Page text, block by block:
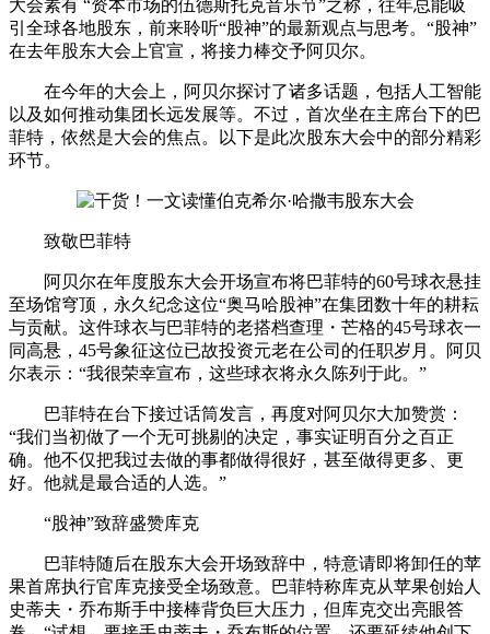
大会素有 “资本市场的伍德斯托克音乐节”之称，往年总能吸
引全球各地股东，前来聆听“股神”的最新观点与思考。“股神”
在去年股东大会上官宣，将接力棒交予阿贝尔。
在今年的大会上，阿贝尔探讨了诸多话题，包括人工智能
以及如何推动集团长远发展等。不过，首次坐在主席台下的巴
菲特，依然是大会的焦点。以下是此次股东大会中的部分精彩
环节。
致敬巴菲特
阿贝尔在年度股东大会开场宣布将巴菲特的60号球衣悬挂
至场馆穹顶，永久纪念这位“奥马哈股神”在集团数十年的耕耘
与贡献。这件球衣与巴菲特的老搭档查理・芒格的45号球衣一
同高悬，45号象征这位已故投资元老在公司的任职岁月。阿贝
尔表示：“我很荣幸宣布，这些球衣将永久陈列于此。”
巴菲特在台下接过话筒发言，再度对阿贝尔大加赞赏：
“我们当初做了一个无可挑剔的决定，事实证明百分之百正
确。他不仅把我过去做的事都做得很好，甚至做得更多、更
好。他就是最合适的人选。”
“股神”致辞盛赞库克
巴菲特随后在股东大会开场致辞中，特意请即将卸任的苹
果首席执行官库克接受全场致意。巴菲特称库克从苹果创始人
史蒂夫・乔布斯手中接棒背负巨大压力，但库克交出亮眼答